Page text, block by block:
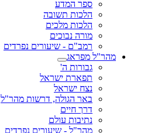
ספר המדע
הלכות תשובה
הלכות מלכים
מורה נבוכים
רמב"ם - שיעורים נפרדים
מהר"ל מפראג
גבורות ה'
תפארת ישראל
נצח ישראל
באר הגולה, דרשות מהר"ל
דרך חיים
נתיבות עולם
מהר"ל - שיעורים נפרדים